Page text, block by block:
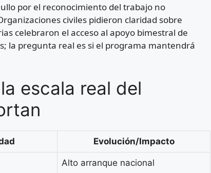
por el reconocimiento del trabajo no
civiles pidieron claridad sobre
celebraron el acceso al apoyo bimestral de
la pregunta real es si el programa mantendrá
escala real del
Evolución/Impacto
Alto arranque nacional